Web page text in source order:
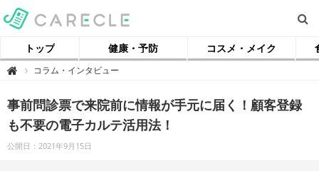
トップ 健康・予防 コスメ・メイク
 【
ル
】
コラム・インタビュー
事前問診票で来院前に情報が手元に届く！顧客登録
も不要の電子カルテ活用法！
公開日：2021年9月15日